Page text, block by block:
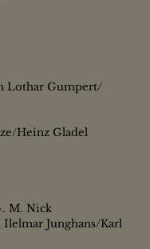
Lothar Gumpert/
Heinz Gladel
M. Nick
Junghans/Karl